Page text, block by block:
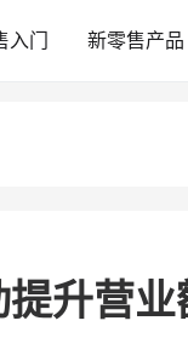
门 新零售产品
升营业